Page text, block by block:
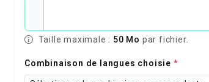
Taille maximale : 50 Mo par fichier.
Combinaison de langues choisie *